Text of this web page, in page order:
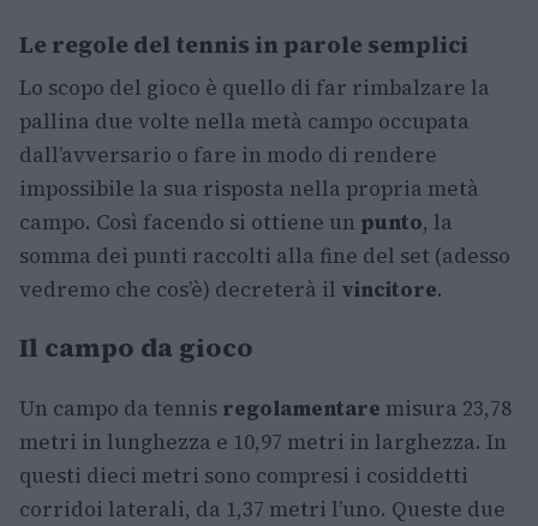
Le regole del tennis in parole semplici
Lo scopo del gioco è quello di far rimbalzare la
pallina due volte nella metà campo occupata
dall’avversario o fare in modo di rendere
impossibile la sua risposta nella propria metà
campo. Così facendo si ottiene un punto, la
somma dei punti raccolti alla fine del set (adesso
vedremo che cos’è) decreterà il vincitore.
Il campo da gioco
Un campo da tennis regolamentare misura 23,78
metri in lunghezza e 10,97 metri in larghezza. In
questi dieci metri sono compresi i cosiddetti
corridoi laterali, da 1,37 metri l’uno. Queste due